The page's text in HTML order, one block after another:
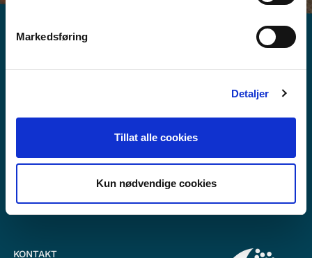
Markedsføring
Detaljer
Tillat alle cookies
Kun nødvendige cookies
Følg oss på Instagram
KONTAKT